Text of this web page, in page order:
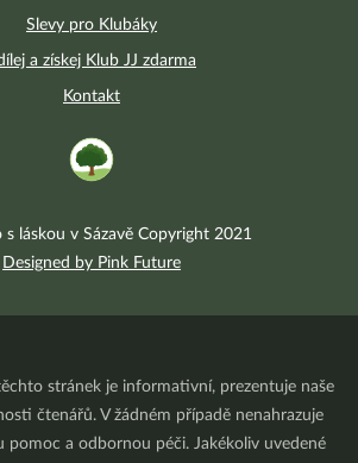
Slevy pro Klubáky
a získej Klub JJ zdarma
Kontakt
s láskou v Sázavě Copyright 2021
Designed by Pink Future
stránek je informativní, prezentuje naše
čtenářů. V žádném případě nenahrazuje
pomoc a odbornou péči. Jakékoliv uvedené